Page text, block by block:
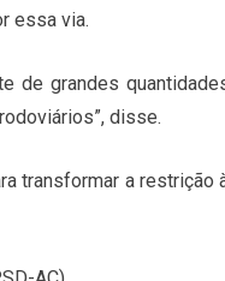
essa via.
de grandes
disse.
transformar a restrição